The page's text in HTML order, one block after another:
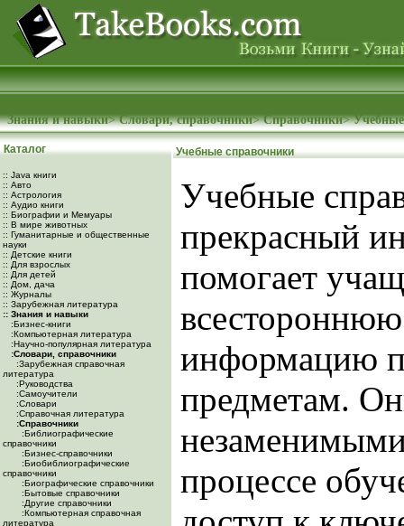
Знания и навыки>Словари, справочники>Справочники>
Каталог
:: Java книги
:: Авто
:: Астрология
:: Аудио книги
:: Биографии и Мемуары
:: В мире животных
:: Гуманитарные и общественные
науки
:: Детские книги
:: Для взрослых
:: Для детей
:: Дом, дача
:: Журналы
:: Зарубежная литература
:: Знания и навыки
:Бизнес-книги
:Компьютерная литература
:Научно-популярная литература
:Словари, справочники
:Зарубежная справочная
литература
:Руководства
:Самоучители
:Словари
:Справочная литература
:Справочники
:Библиографические
справочники
:Бизнес-справочники
:Биобиблиографические
справочники
:Биографические справочники
:Бытовые справочники
:Другие справочники
:Компьютерная справочная
литература
Учебные справочники
Учебные
прекрасный
помогает
информацию
предметам.
процессе